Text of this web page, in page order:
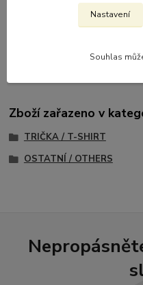
Zboží zařazeno v
TRIČKA / T-SHIRT
OSTATNÍ / OTHERS
Nastavení
Souhlas